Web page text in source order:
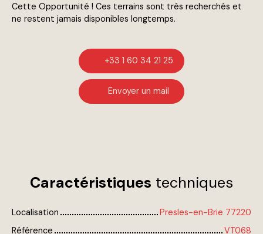
Cette Opportunité ! Ces terrains sont très recherchés et
ne restent jamais disponibles longtemps.
+33 1 60 34 21 25
Envoyer un mail
Caractéristiques techniques
Localisation
Presles-en-Brie 77220
Référence
VT068